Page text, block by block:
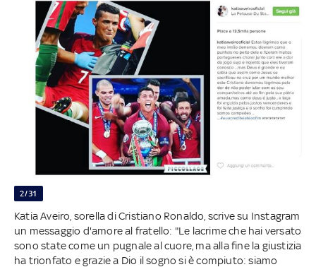
2/31
Katia Aveiro, sorella di Cristiano Ronaldo, scrive su Instagram
un messaggio d'amore al fratello: "Le lacrime che hai versato
sono state come un pugnale al cuore, ma alla fine la giustizia
ha trionfato e grazie a Dio il sogno si è compiuto: siamo